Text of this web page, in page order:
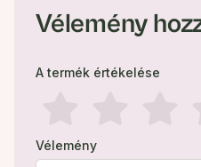
Vélemény
A termék értékelése
Vélemény